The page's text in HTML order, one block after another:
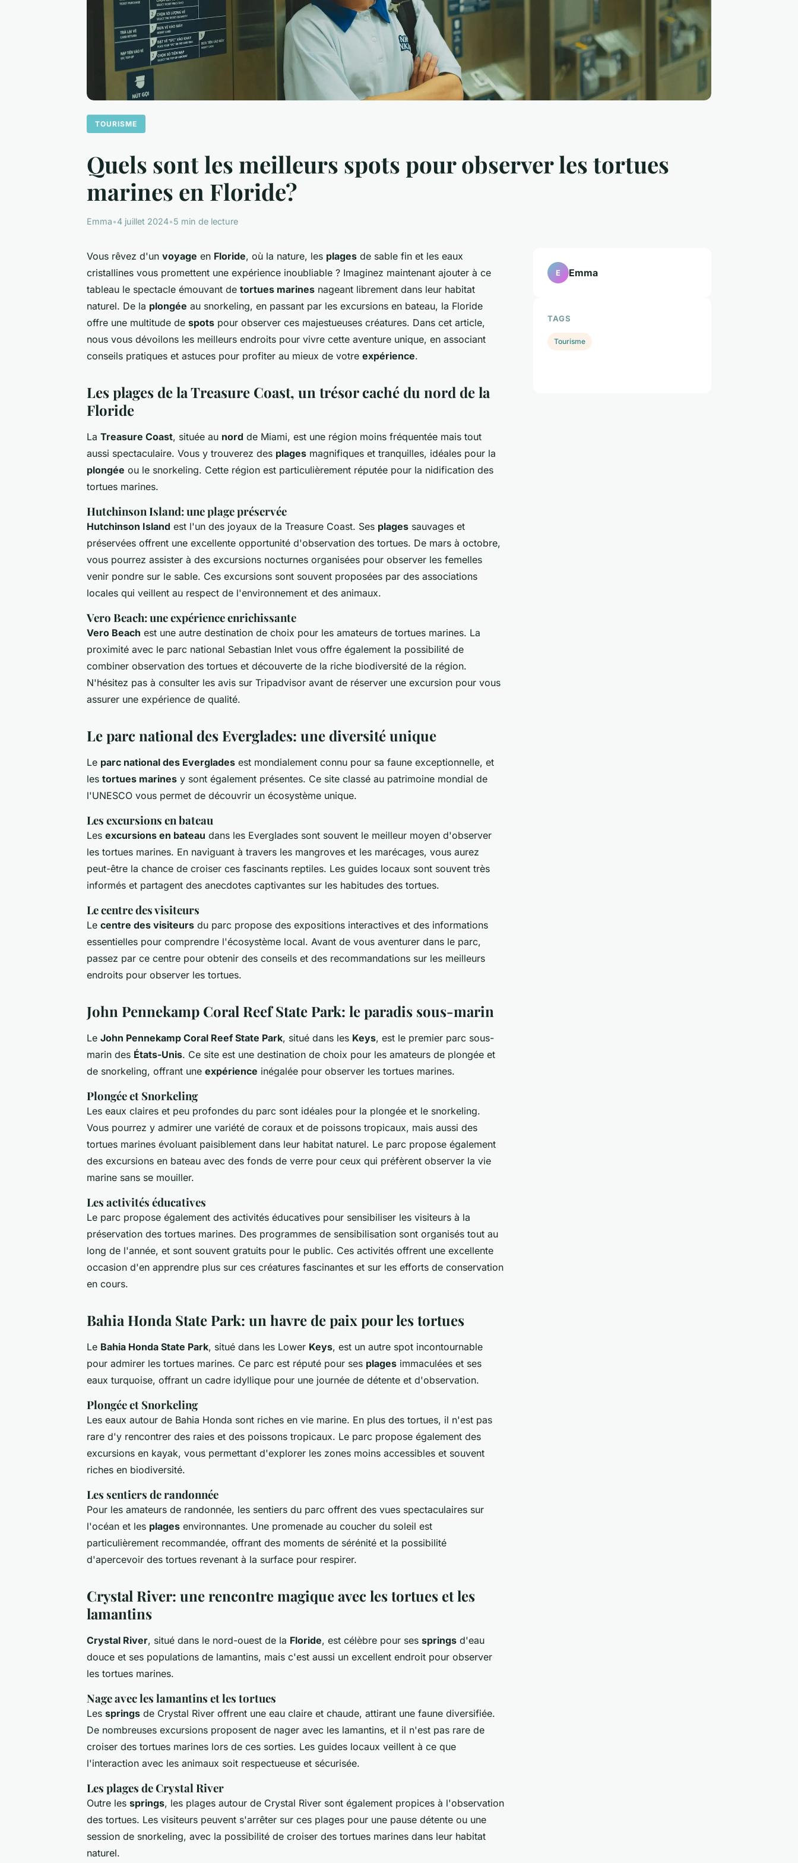
TOURISME
Quels sont les meilleurs spots pour observer les tortues
marines en Floride?
Emma•4 juillet 2024•5 min de lecture
Vous rêvez d'un voyage en Floride, où la nature, les plages de sable fin et les eaux
cristallines vous promettent une expérience inoubliable ? Imaginez maintenant ajouter à ce
tableau le spectacle émouvant de tortues marines nageant librement dans leur habitat
naturel. De la plongée au snorkeling, en passant par les excursions en bateau, la Floride
offre une multitude de spots pour observer ces majestueuses créatures. Dans cet article,
nous vous dévoilons les meilleurs endroits pour vivre cette aventure unique, en associant
conseils pratiques et astuces pour profiter au mieux de votre expérience.
Les plages de la Treasure Coast, un trésor caché du nord de la
Floride
La Treasure Coast, située au nord de Miami, est une région moins fréquentée mais tout
aussi spectaculaire. Vous y trouverez des plages magnifiques et tranquilles, idéales pour la
plongée ou le snorkeling. Cette région est particulièrement réputée pour la nidification des
tortues marines.
Hutchinson Island: une plage préservée
Hutchinson Island est l'un des joyaux de la Treasure Coast. Ses plages sauvages et
préservées offrent une excellente opportunité d'observation des tortues. De mars à octobre,
vous pourrez assister à des excursions nocturnes organisées pour observer les femelles
venir pondre sur le sable. Ces excursions sont souvent proposées par des associations
locales qui veillent au respect de l'environnement et des animaux.
Vero Beach: une expérience enrichissante
Vero Beach est une autre destination de choix pour les amateurs de tortues marines. La
proximité avec le parc national Sebastian Inlet vous offre également la possibilité de
combiner observation des tortues et découverte de la riche biodiversité de la région.
N'hésitez pas à consulter les avis sur Tripadvisor avant de réserver une excursion pour vous
assurer une expérience de qualité.
Le parc national des Everglades: une diversité unique
Le parc national des Everglades est mondialement connu pour sa faune exceptionnelle, et
les tortues marines y sont également présentes. Ce site classé au patrimoine mondial de
l'UNESCO vous permet de découvrir un écosystème unique.
Les excursions en bateau
Les excursions en bateau dans les Everglades sont souvent le meilleur moyen d'observer
les tortues marines. En naviguant à travers les mangroves et les marécages, vous aurez
peut-être la chance de croiser ces fascinants reptiles. Les guides locaux sont souvent très
informés et partagent des anecdotes captivantes sur les habitudes des tortues.
Le centre des visiteurs
Le centre des visiteurs du parc propose des expositions interactives et des informations
essentielles pour comprendre l'écosystème local. Avant de vous aventurer dans le parc,
passez par ce centre pour obtenir des conseils et des recommandations sur les meilleurs
endroits pour observer les tortues.
John Pennekamp Coral Reef State Park: le paradis sous-marin
Le John Pennekamp Coral Reef State Park, situé dans les Keys, est le premier parc sous-
marin des États-Unis. Ce site est une destination de choix pour les amateurs de plongée et
de snorkeling, offrant une expérience inégalée pour observer les tortues marines.
Plongée et Snorkeling
Les eaux claires et peu profondes du parc sont idéales pour la plongée et le snorkeling.
Vous pourrez y admirer une variété de coraux et de poissons tropicaux, mais aussi des
tortues marines évoluant paisiblement dans leur habitat naturel. Le parc propose également
des excursions en bateau avec des fonds de verre pour ceux qui préfèrent observer la vie
marine sans se mouiller.
Les activités éducatives
Le parc propose également des activités éducatives pour sensibiliser les visiteurs à la
préservation des tortues marines. Des programmes de sensibilisation sont organisés tout au
long de l'année, et sont souvent gratuits pour le public. Ces activités offrent une excellente
occasion d'en apprendre plus sur ces créatures fascinantes et sur les efforts de conservation
en cours.
Bahia Honda State Park: un havre de paix pour les tortues
Le Bahia Honda State Park, situé dans les Lower Keys, est un autre spot incontournable
pour admirer les tortues marines. Ce parc est réputé pour ses plages immaculées et ses
eaux turquoise, offrant un cadre idyllique pour une journée de détente et d'observation.
Plongée et Snorkeling
Les eaux autour de Bahia Honda sont riches en vie marine. En plus des tortues, il n'est pas
rare d'y rencontrer des raies et des poissons tropicaux. Le parc propose également des
excursions en kayak, vous permettant d'explorer les zones moins accessibles et souvent
riches en biodiversité.
Les sentiers de randonnée
Pour les amateurs de randonnée, les sentiers du parc offrent des vues spectaculaires sur
l'océan et les plages environnantes. Une promenade au coucher du soleil est
particulièrement recommandée, offrant des moments de sérénité et la possibilité
d'apercevoir des tortues revenant à la surface pour respirer.
Crystal River: une rencontre magique avec les tortues et les
lamantins
Crystal River, situé dans le nord-ouest de la Floride, est célèbre pour ses springs d'eau
douce et ses populations de lamantins, mais c'est aussi un excellent endroit pour observer
les tortues marines.
Nage avec les lamantins et les tortues
Les springs de Crystal River offrent une eau claire et chaude, attirant une faune diversifiée.
De nombreuses excursions proposent de nager avec les lamantins, et il n'est pas rare de
croiser des tortues marines lors de ces sorties. Les guides locaux veillent à ce que
l'interaction avec les animaux soit respectueuse et sécurisée.
Les plages de Crystal River
Outre les springs, les plages autour de Crystal River sont également propices à l'observation
des tortues. Les visiteurs peuvent s'arrêter sur ces plages pour une pause détente ou une
session de snorkeling, avec la possibilité de croiser des tortues marines dans leur habitat
naturel.
E Emma
TAGS
Tourisme